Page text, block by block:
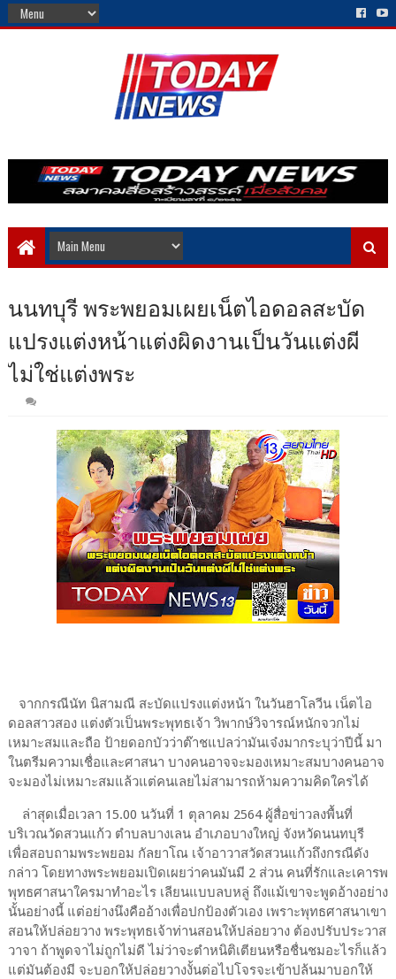
นนทบุรี พระพยอมเผยเน็ตไอดอลสะบัด
แปรงแต่งหน้าแต่งผิดงานเป็นวันแต่งผี
ไม่ใช่แต่งพระ
จากกรณีนัท นิสามณี สะบัดแปรงแต่งหน้า ในวันฮาโลวีน เน็ตไอ
ดอลสาวสอง แต่งตัวเป็นพระพุทธเจ้า วิพากษ์วิจารณ์หนักจวกไม่
เหมาะสมและถือ ป้ายดอกบัวว่าต๊าชแปลว่ามันเจ๋งมากระบุว่าปีนี้ มา
ในตรีมความเชื่อและศาสนา บางคนอาจจะมองเหมาะสมบางคนอาจ
จะมองไม่เหมาะสมแล้วแต่คนเลยไม่สามารถห้ามความคิดใครได้
ล่าสุดเมื่อเวลา 15.00 นวันที่ 1 ตุลาคม 2564 ผู้สื่อข่าวลงพื้นที่
บริเวณวัดสวนแก้ว ตำบลบางเลน อำเภอบางใหญ่ จังหวัดนนทบุรี
เพื่อสอบถามพระพยอม กัลยาโณ เจ้าอาวาสวัดสวนแก้วถึงกรณีดัง
กล่าว โดยทางพระพยอมเปิดเผยว่าคนมันมี 2 ส่วน คนที่รักและเคารพ
พุทธศาสนาใครมาทำอะไร เลียนแบบลบหลู่ ถึงแม้เขาจะพูดอ้างอย่าง
นั้นอย่างนี้ แต่อย่างนึงคืออ้างเพื่อปกป้องตัวเอง เพราะพุทธศาสนาเขา
สอนให้ปล่อยวาง พระพุทธเจ้าท่านสอนให้ปล่อยวาง ต้องปรับประวาส
วาจา ถ้าพูดจาไม่ถูกไม่ดี ไม่ว่าจะตำหนิติเตียนหรือชื่นชมอะไรก็แล้ว
แต่มันต้องมี จะบอกให้ปล่อยวางงั้นต่อไปโจรจะเข้าปล้นมาบอกให้